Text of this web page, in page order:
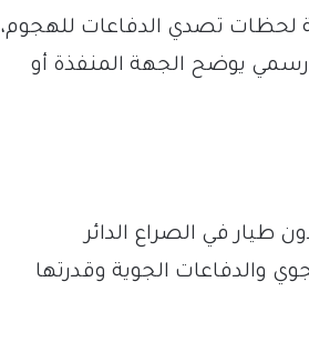
تصدي الدفاعات للهجوم،
يوضح الجهة المنفذة أو
طيار في الصراع الدائر
والدفاعات الجوية وقدرتها